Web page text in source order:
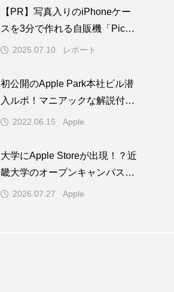
【PR】写真入りのiPhoneケー
スを3分で作れる自販機「PickM
e!Case」を使ってみた
2025.07.10 レポート
初公開のApple Park本社ビル潜
入ルポ！マニアックな解説付き
／WWDC22 ー 1/2
2022.06.15 Apple
大学にApple Storeが出現！？近
畿大学のオープンキャンパスに
1日限りの特別なAppleブースが
2026.07.27 Apple